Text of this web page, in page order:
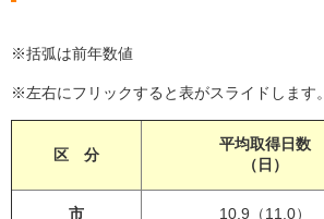
※括弧は前年数値
※左右にフリックすると表がスライドします。
区 分
平均取得日数
（日）
市 10.9（11.0）